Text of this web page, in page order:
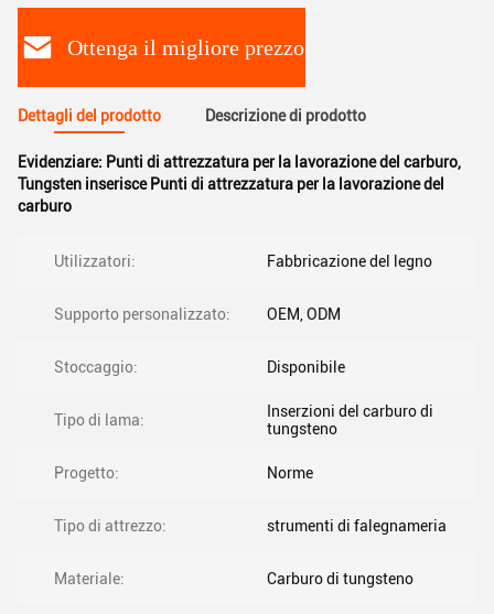
Ottenga il migliore prezzo
Dettagli del prodotto Descrizione di prodotto
Evidenziare: Punti di attrezzatura per la lavorazione del carburo,
Tungsten inserisce Punti di attrezzatura per la lavorazione del
carburo
Utilizzatori: Fabbricazione del legno
Supporto personalizzato: OEM, ODM
Stoccaggio: Disponibile
Tipo di lama:
Inserzioni del carburo di
tungsteno
Progetto: Norme
Tipo di attrezzo: strumenti di falegnameria
Materiale: Carburo di tungsteno